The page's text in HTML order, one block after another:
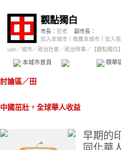
觀點獨白
市長： 狂老
副市長：
加入本城市
推薦本城市 加入
udn／城市／政治社會 ／政治時事／ 【觀點獨白
本城市首頁 精華
討論區／ 田
中國茁壯，全球華人收益
早期的
同化華